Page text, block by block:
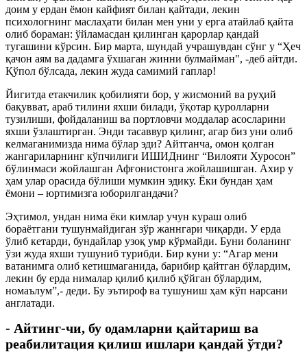
доим у ердан ёмон кайфият билан қайтади, лекин
психологнинг маслаҳати билан мен уни у ерга атайлаб қайта
олиб бораман: ўйламасдан қилинган қарорлар қандай
тугашини кўрсин. Бир марта, шундай учрашувдан сўнг у “Ҳеч
қачон аям ва дадамга ўхшаган жинни булмайман", -деб айтди.
Қўпол бўлсада, лекин жуда самимий гаплар!
Йигитда етакчилик қобилияти бор, у жисмоний ва руҳий
бақувват, араб тилини яхши билади, ўқотар қуролларни
тузилиши, фойдаланиш ва портловчи моддалар асосларини
яхши ўзлаштирган. Энди тасаввур қилинг, агар биз уни олиб
келмаганимизда нима бўлар эди? Айтганча, омон қолган
жангариларнинг кўпчилиги ИШИДнинг “Вилояти Хуросон”
бўлинмаси жойлашган Афғонистонга жойлашишган. Ахир у
ҳам улар орасида бўлиши мумкин эдику. Ёки бундан ҳам
ёмони – юртимизга юборилгандачи?
Эҳтимол, ундан нима ёки кимлар учун кураш олиб
бораётгани тушунмайдиган зўр жаннгари чиқарди. У ерда
ўлиб кетарди, бундайлар узоқ умр кўрмайди. Буни боланинг
ўзи жуда яхши тушуниб турибди. Бир куни у: “Агар мени
ватанимга олиб кетишмаганида, барибир қайтган бўлардим,
лекин бу ерда нималар қилиб қилиб қўйган бўлардим,
номаълум”,- деди. Бу эътироф ва тушуниш ҳам кўп нарсани
англатади.
- Айтинг-чи, бу одамларни қайтариш ва
реабилитация қилиш ишлари қандай ўтди?